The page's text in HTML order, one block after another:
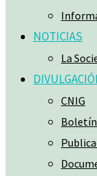
NOTICIAS
La
CNIG